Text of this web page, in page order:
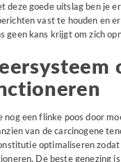
deze goede uitslag ben je
vast te houden en
geen kans krijgt om zich
een flinke poos door
van de carcinogene
optimaliseren
De beste genezing